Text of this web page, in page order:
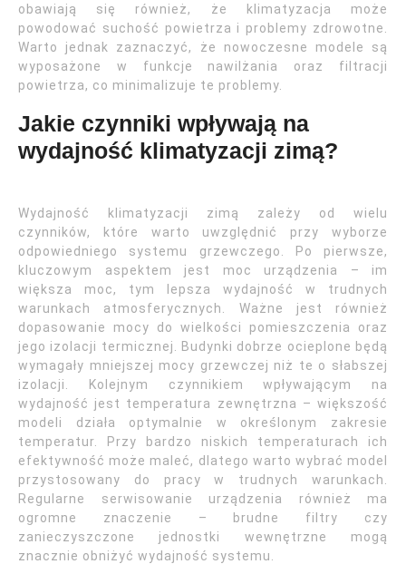
obawiają się również, że klimatyzacja może
powodować suchość powietrza i problemy zdrowotne.
Warto jednak zaznaczyć, że nowoczesne modele są
wyposażone w funkcje nawilżania oraz filtracji
powietrza, co minimalizuje te problemy.
Jakie czynniki wpływają na
wydajność klimatyzacji zimą?
Wydajność klimatyzacji zimą zależy od wielu
czynników, które warto uwzględnić przy wyborze
odpowiedniego systemu grzewczego. Po pierwsze,
kluczowym aspektem jest moc urządzenia – im
większa moc, tym lepsza wydajność w trudnych
warunkach atmosferycznych. Ważne jest również
dopasowanie mocy do wielkości pomieszczenia oraz
jego izolacji termicznej. Budynki dobrze ocieplone będą
wymagały mniejszej mocy grzewczej niż te o słabszej
izolacji. Kolejnym czynnikiem wpływającym na
wydajność jest temperatura zewnętrzna – większość
modeli działa optymalnie w określonym zakresie
temperatur. Przy bardzo niskich temperaturach ich
efektywność może maleć, dlatego warto wybrać model
przystosowany do pracy w trudnych warunkach.
Regularne serwisowanie urządzenia również ma
ogromne znaczenie – brudne filtry czy
zanieczyszczone jednostki wewnętrzne mogą
znacznie obniżyć wydajność systemu.